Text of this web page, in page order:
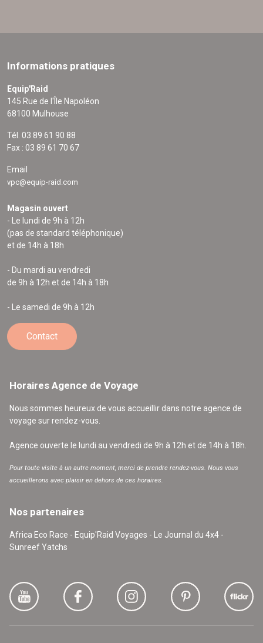
Informations pratiques
Equip'Raid
145 Rue de l'Île Napoléon
68100 Mulhouse
Tél. 03 89 61 90 88
Fax : 03 89 61 70 67
Email
vpc@equip-raid.com
Magasin ouvert
- Le lundi de 9h à 12h
(pas de standard téléphonique)
et de 14h à 18h
- Du mardi au vendredi
de 9h à 12h et de 14h à 18h
- Le samedi de 9h à 12h
Contact
Horaires Agence de Voyage
Nous sommes heureux de vous accueillir dans notre agence de
voyage sur rendez-vous.
Agence ouverte le lundi au vendredi de 9h à 12h et de 14h à 18h.
Pour toute visite à un autre moment, merci de prendre rendez-vous. Nous vous
accueillerons avec plaisir en dehors de ces horaires.
Nos partenaires
Africa Eco Race - Equip'Raid Voyages - Le Journal du 4x4 -
Sunreef Yatchs